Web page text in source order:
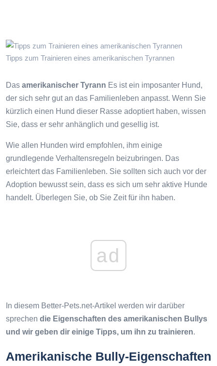
Tipps zum Trainieren eines amerikanischen Tyrannen
Das amerikanischer Tyrann Es ist ein imposanter Hund,
der sich sehr gut an das Familienleben anpasst. Wenn Sie
kürzlich einen Hund dieser Rasse adoptiert haben, wissen
Sie, dass er sehr anhänglich und gesellig ist.
Wie allen Hunden wird empfohlen, ihm einige
grundlegende Verhaltensregeln beizubringen. Das
erleichtert das Familienleben. Sie sollten sich auch vor der
Adoption bewusst sein, dass es sich um sehr aktive Hunde
handelt. Überlegen Sie, ob Sie Zeit für ihn haben.
ad
In diesem Better-Pets.net-Artikel werden wir darüber
sprechen die Eigenschaften des amerikanischen Bullys
und wir geben dir einige Tipps, um ihn zu trainieren.
Amerikanische Bully-Eigenschaften